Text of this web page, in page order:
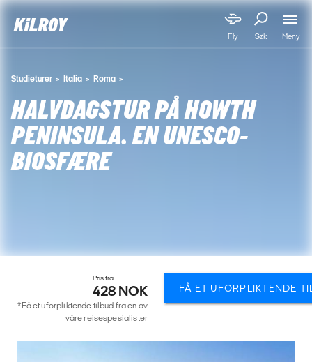
Fly Søk Meny
Studieturer Italia Roma
HALVDAGSTUR PÅ HOWTH
PENINSULA. EN UNESCO-
BIOSFÆRE
Pris fra
428 NOK
*Få et uforpliktende tilbud fra en av
våre reisespesialister
FÅ ET UFORPLIKTENDE